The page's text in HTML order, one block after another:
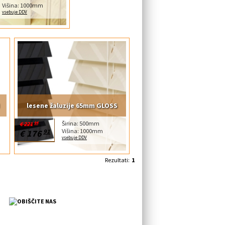
Višina: 1000mm
vsebuje DDV
lesene žaluzije 65mm GLOSS
€ 221 14
€ 176 91
Širina: 500mm
Višina: 1000mm
vsebuje DDV
Rezultati: 1